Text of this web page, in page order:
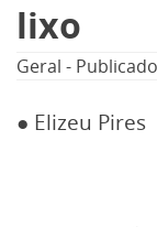
lixo
Geral -
● Elizeu Pires